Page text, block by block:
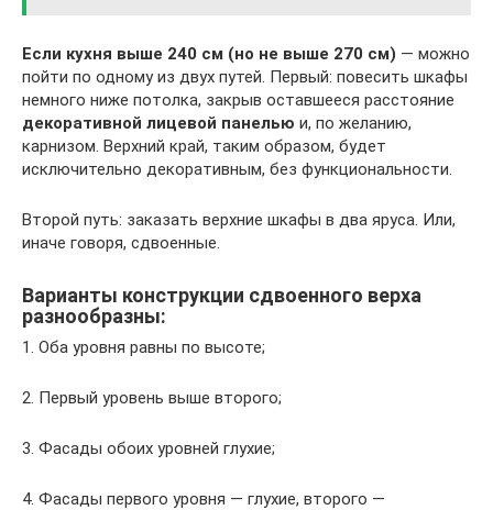
Если кухня выше 240 см (но не выше 270 см) — можно
пойти по одному из двух путей. Первый: повесить шкафы
немного ниже потолка, закрыв оставшееся расстояние
декоративной лицевой панелью и, по желанию,
карнизом. Верхний край, таким образом, будет
исключительно декоративным, без функциональности.
Второй путь: заказать верхние шкафы в два яруса. Или,
иначе говоря, сдвоенные.
Варианты конструкции сдвоенного верха
разнообразны:
1. Оба уровня равны по высоте;
2. Первый уровень выше второго;
3. Фасады обоих уровней глухие;
4. Фасады первого уровня — глухие, второго —